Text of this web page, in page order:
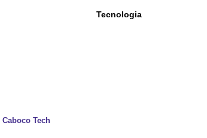
Tecnologia
Caboco Tech